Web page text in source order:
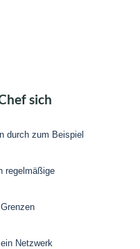
sich
durch zum Beispiel
regelmäßige
Netzwerk